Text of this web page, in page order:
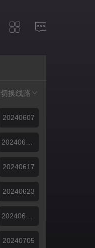
切换线路
20240607
20240617
20240623
20240705